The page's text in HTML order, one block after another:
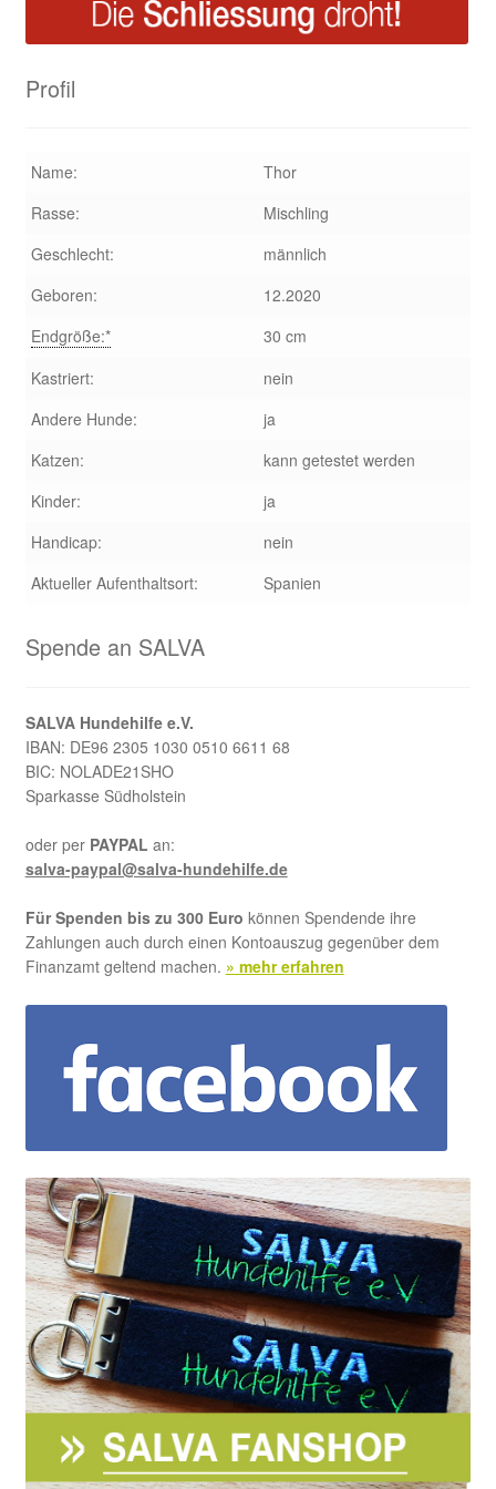
Profil
Name:
Thor
Rasse:
Mischling
Geschlecht:
männlich
Geboren:
12.2020
Endgröße:*
30 cm
Kastriert:
nein
Andere Hunde:
ja
Katzen:
kann getestet werden
Kinder:
ja
Handicap:
nein
Aktueller Aufenthaltsort:
Spanien
Spende an SALVA
SALVA Hundehilfe e.V.
IBAN: DE96 2305 1030 0510 6611 68
BIC: NOLADE21SHO
Sparkasse Südholstein
oder per PAYPAL an:
salva-paypal@salva-hundehilfe.de
Für Spenden bis zu 300 Euro können Spendende ihre
Zahlungen auch durch einen Kontoauszug gegenüber dem
Finanzamt geltend machen. » mehr erfahren